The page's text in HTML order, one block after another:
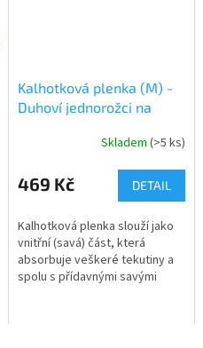
Kalhotková plenka (M) -
Duhoví jednorožci na
Skladem(>5 ks)
469 Kč DETAIL
Kalhotková plenka slouží jako
vnitřní (savá) část, která
absorbuje veškeré tekutiny a
spolu s přídavnými savými